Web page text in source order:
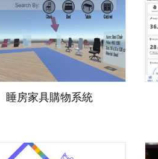
睡房家具購物系統